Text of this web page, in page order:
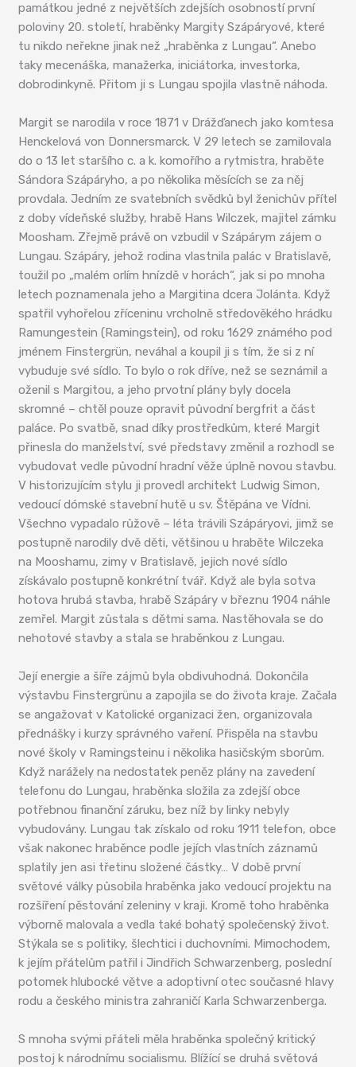
památkou jedné z největších zdejších osobností první
poloviny 20. století, hraběnky Margity Szápáryové, které
tu nikdo neřekne jinak než „hraběnka z Lungau“. Anebo
taky mecenáška, manažerka, iniciátorka, investorka,
dobrodinkyně. Přitom ji s Lungau spojila vlastně náhoda.
Margit se narodila v roce 1871 v Drážďanech jako komtesa
Henckelová von Donnersmarck. V 29 letech se zamilovala
do o 13 let staršího c. a k. komořího a rytmistra, hraběte
Sándora Szápáryho, a po několika měsících se za něj
provdala. Jedním ze svatebních svědků byl ženichův přítel
z doby vídeňské služby, hrabě Hans Wilczek, majitel zámku
Moosham. Zřejmě právě on vzbudil v Szápárym zájem o
Lungau. Szápáry, jehož rodina vlastnila palác v Bratislavě,
toužil po „malém orlím hnízdě v horách“, jak si po mnoha
letech poznamenala jeho a Margitina dcera Jolánta. Když
spatřil vyhořelou zříceninu vrcholně středověkého hrádku
Ramungestein (Ramingstein), od roku 1629 známého pod
jménem Finstergrün, neváhal a koupil ji s tím, že si z ní
vybuduje své sídlo. To bylo o rok dříve, než se seznámil a
oženil s Margitou, a jeho prvotní plány byly docela
skromné – chtěl pouze opravit původní bergfrit a část
paláce. Po svatbě, snad díky prostředkům, které Margit
přinesla do manželství, své představy změnil a rozhodl se
vybudovat vedle původní hradní věže úplně novou stavbu.
V historizujícím stylu ji provedl architekt Ludwig Simon,
vedoucí dómské stavební hutě u sv. Štěpána ve Vídni.
Všechno vypadalo růžově – léta trávili Szápáryovi, jimž se
postupně narodily dvě děti, většinou u hraběte Wilczeka
na Mooshamu, zimy v Bratislavě, jejich nové sídlo
získávalo postupně konkrétní tvář. Když ale byla sotva
hotova hrubá stavba, hrabě Szápáry v březnu 1904 náhle
zemřel. Margit zůstala s dětmi sama. Nastěhovala se do
nehotové stavby a stala se hraběnkou z Lungau.
Její energie a šíře zájmů byla obdivuhodná. Dokončila
výstavbu Finstergrünu a zapojila se do života kraje. Začala
se angažovat v Katolické organizaci žen, organizovala
přednášky i kurzy správného vaření. Přispěla na stavbu
nové školy v Ramingsteinu i několika hasičským sborům.
Když narážely na nedostatek peněz plány na zavedení
telefonu do Lungau, hraběnka složila za zdejší obce
potřebnou finanční záruku, bez níž by linky nebyly
vybudovány. Lungau tak získalo od roku 1911 telefon, obce
však nakonec hraběnce podle jejích vlastních záznamů
splatily jen asi třetinu složené částky… V době první
světové války působila hraběnka jako vedoucí projektu na
rozšíření pěstování zeleniny v kraji. Kromě toho hraběnka
výborně malovala a vedla také bohatý společenský život.
Stýkala se s politiky, šlechtici i duchovními. Mimochodem,
k jejím přátelům patřil i Jindřich Schwarzenberg, poslední
potomek hlubocké větve a adoptivní otec současné hlavy
rodu a českého ministra zahraničí Karla Schwarzenberga.
S mnoha svými přáteli měla hraběnka společný kritický
postoj k národnímu socialismu. Blížící se druhá světová